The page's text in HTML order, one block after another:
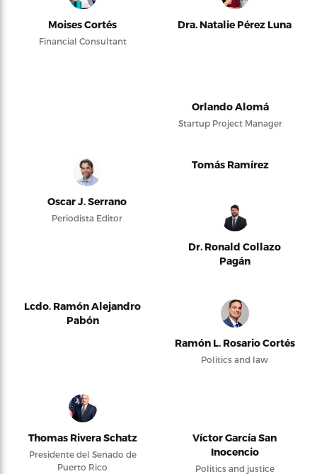
Moises Cortés
Financial Consultant
Dra. Natalie Pérez Luna
Orlando Alomá
Startup Project Manager
Oscar J. Serrano
Periodista Editor
Tomás Ramírez
Dr. Ronald Collazo
Pagán
Lcdo. Ramón Alejandro
Pabón
Ramón L. Rosario Cortés
Politics and law
Thomas Rivera Schatz
Presidente del Senado de
Puerto Rico
Víctor García San
Inocencio
Politics and justice